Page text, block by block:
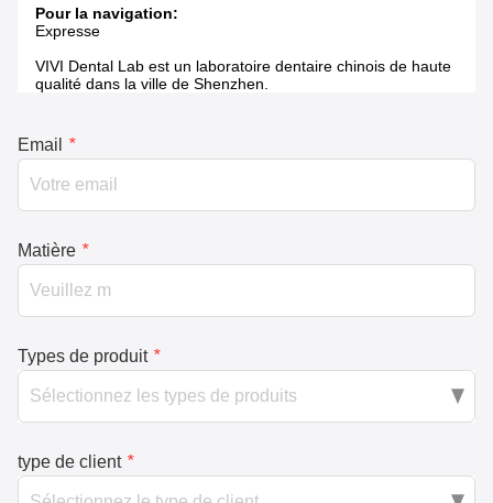
Pour la navigation:
Expresse
VIVI Dental Lab est un laboratoire dentaire chinois de haute
qualité dans la ville de Shenzhen.
Email *
Matière *
Types de produit *
type de client *